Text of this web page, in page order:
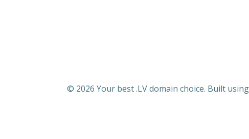
© 2026 Your best .LV domain choice. Built